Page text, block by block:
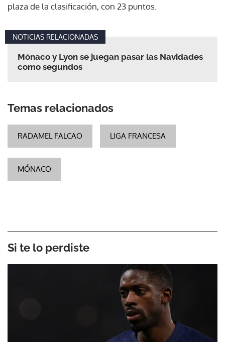
plaza de la clasificación, con 23 puntos.
NOTICIAS RELACIONADAS
Mónaco y Lyon se juegan pasar las Navidades
como segundos
Temas relacionados
RADAMEL FALCAO LIGA FRANCESA
MÓNACO
Si te lo perdiste